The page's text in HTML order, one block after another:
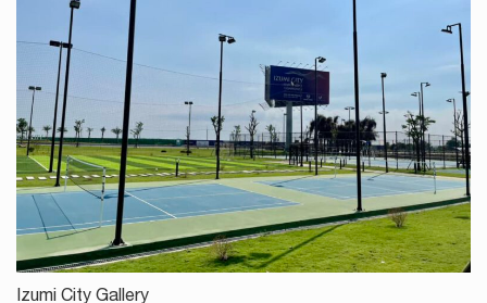
Izumi City Gallery